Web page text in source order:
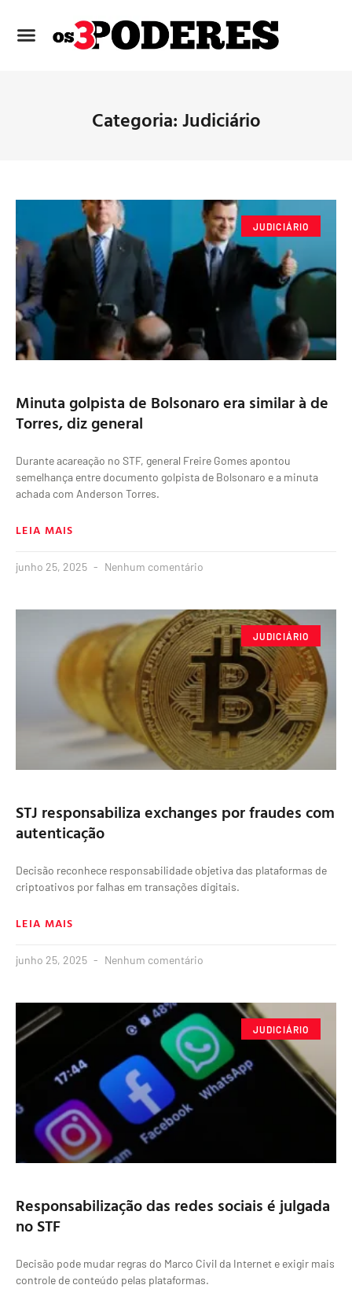
Categoria: Judiciário
JUDICIÁRIO
Minuta golpista de Bolsonaro era similar à de
Torres, diz general
Durante acareação no STF, general Freire Gomes apontou
semelhança entre documento golpista de Bolsonaro e a minuta
achada com Anderson Torres.
LEIA MAIS
junho 25, 2025 Nenhum comentário
JUDICIÁRIO
STJ responsabiliza exchanges por fraudes com
autenticação
Decisão reconhece responsabilidade objetiva das plataformas de
criptoativos por falhas em transações digitais.
LEIA MAIS
junho 25, 2025 Nenhum comentário
JUDICIÁRIO
Responsabilização das redes sociais é julgada
no STF
Decisão pode mudar regras do Marco Civil da Internet e exigir mais
controle de conteúdo pelas plataformas.